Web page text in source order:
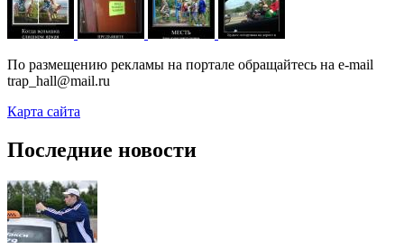
По размещению рекламы на портале обращайтесь на e-mail
trap_hall@mail.ru
Карта сайта
Последние новости